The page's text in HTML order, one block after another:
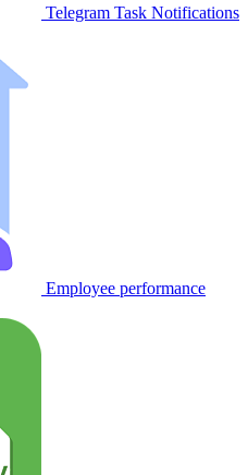
Telegram Task Notifications
Employee performance